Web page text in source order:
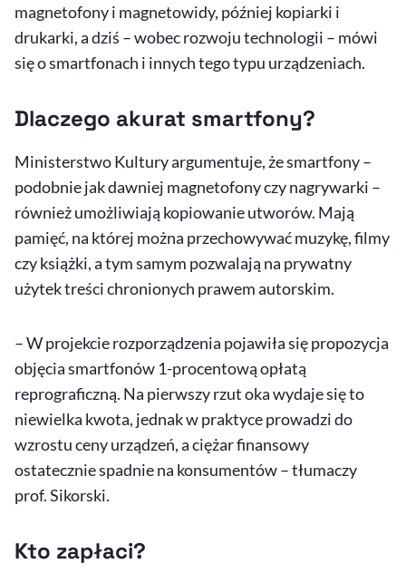
magnetofony i magnetowidy, później kopiarki i
drukarki, a dziś – wobec rozwoju technologii – mówi
się o smartfonach i innych tego typu urządzeniach.
Dlaczego akurat smartfony?
Ministerstwo Kultury argumentuje, że smartfony –
podobnie jak dawniej magnetofony czy nagrywarki –
również umożliwiają kopiowanie utworów. Mają
pamięć, na której można przechowywać muzykę, filmy
czy książki, a tym samym pozwalają na prywatny
użytek treści chronionych prawem autorskim.
– W projekcie rozporządzenia pojawiła się propozycja
objęcia smartfonów 1-procentową opłatą
reprograficzną. Na pierwszy rzut oka wydaje się to
niewielka kwota, jednak w praktyce prowadzi do
wzrostu ceny urządzeń, a ciężar finansowy
ostatecznie spadnie na konsumentów – tłumaczy
prof. Sikorski.
Kto zapłaci?